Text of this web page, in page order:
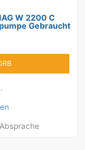
W 2200 C
Gebraucht